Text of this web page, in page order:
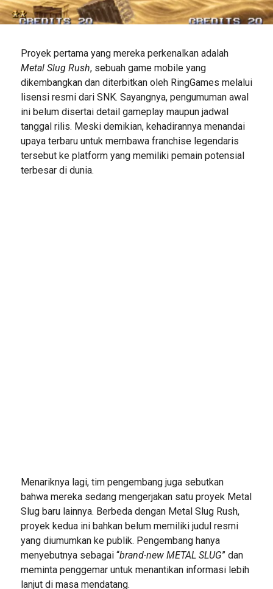
Proyek pertama yang mereka perkenalkan adalah
Metal Slug Rush, sebuah game mobile yang
dikembangkan dan diterbitkan oleh RingGames melalui
lisensi resmi dari SNK. Sayangnya, pengumuman awal
ini belum disertai detail gameplay maupun jadwal
tanggal rilis. Meski demikian, kehadirannya menandai
upaya terbaru untuk membawa franchise legendaris
tersebut ke platform yang memiliki pemain potensial
terbesar di dunia.
Menariknya lagi, tim pengembang juga sebutkan
bahwa mereka sedang mengerjakan satu proyek Metal
Slug baru lainnya. Berbeda dengan Metal Slug Rush,
proyek kedua ini bahkan belum memiliki judul resmi
yang diumumkan ke publik. Pengembang hanya
menyebutnya sebagai “brand-new METAL SLUG” dan
meminta penggemar untuk menantikan informasi lebih
lanjut di masa mendatang.